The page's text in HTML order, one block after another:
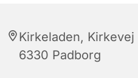
Kirkeladen, Kirkevej
6330 Padborg